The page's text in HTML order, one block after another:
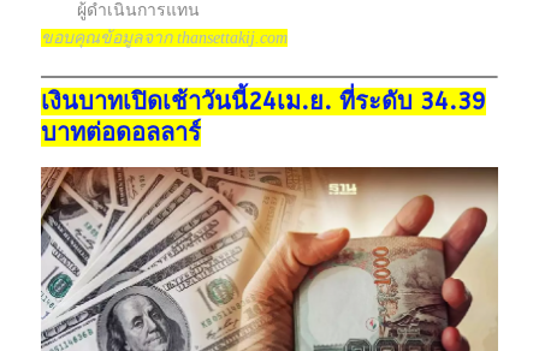
ผู้ดำเนินการแทน
ขอบคุณข้อมูลจาก thansettakij.com
เงินบาทเปิดเช้าวันนี้24เม.ย. ที่ระดับ 34.39
บาทต่อดอลลาร์